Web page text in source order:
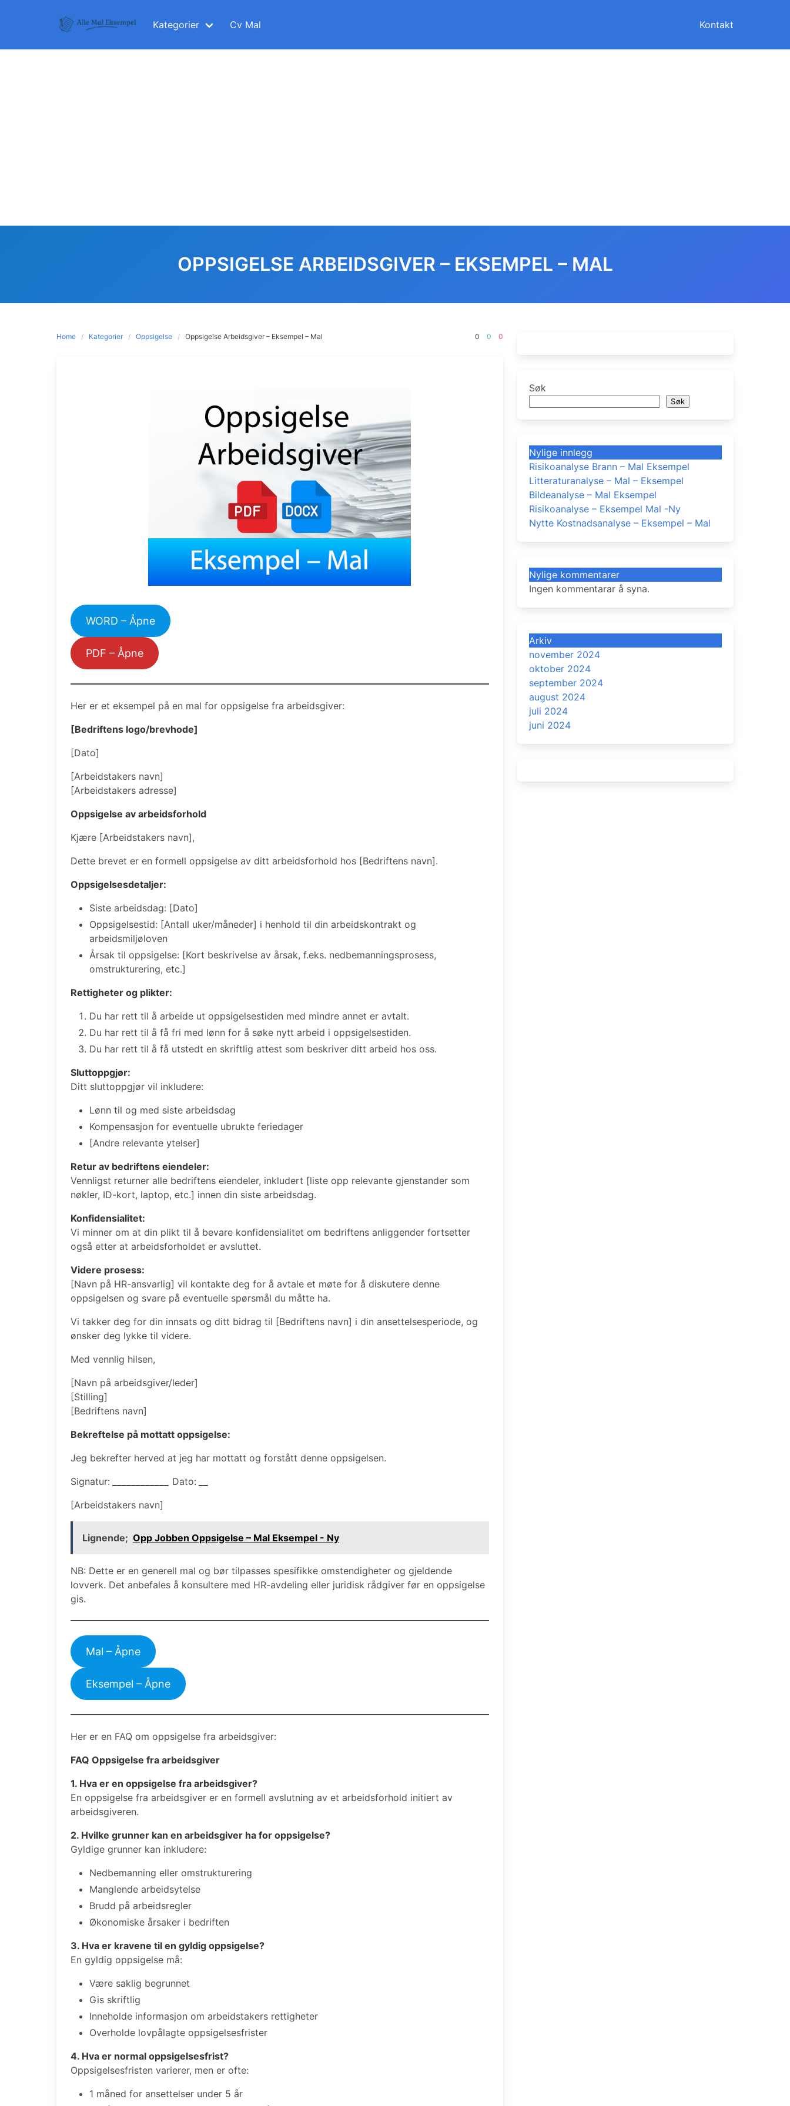
Kategorier Cv Mal Kontakt
OPPSIGELSE ARBEIDSGIVER – EKSEMPEL – MAL
Home Kategorier Oppsigelse Oppsigelse Arbeidsgiver – Eksempel – Mal 0 0 0
WORD – Åpne
PDF – Åpne
Her er et eksempel på en mal for oppsigelse fra arbeidsgiver:
[Bedriftens logo/brevhode]
[Dato]
[Arbeidstakers navn]
[Arbeidstakers adresse]
Oppsigelse av arbeidsforhold
Kjære [Arbeidstakers navn],
Dette brevet er en formell oppsigelse av ditt arbeidsforhold hos [Bedriftens navn].
Oppsigelsesdetaljer:
Siste arbeidsdag: [Dato]
Oppsigelsestid: [Antall uker/måneder] i henhold til din arbeidskontrakt og
arbeidsmiljøloven
Årsak til oppsigelse: [Kort beskrivelse av årsak, f.eks. nedbemanningsprosess,
omstrukturering, etc.]
Rettigheter og plikter:
Du har rett til å arbeide ut oppsigelsestiden med mindre annet er avtalt.
Du har rett til å få fri med lønn for å søke nytt arbeid i oppsigelsestiden.
Du har rett til å få utstedt en skriftlig attest som beskriver ditt arbeid hos oss.
Sluttoppgjør:
Ditt sluttoppgjør vil inkludere:
Lønn til og med siste arbeidsdag
Kompensasjon for eventuelle ubrukte feriedager
[Andre relevante ytelser]
Retur av bedriftens eiendeler:
Vennligst returner alle bedriftens eiendeler, inkludert [liste opp relevante gjenstander som
nøkler, ID-kort, laptop, etc.] innen din siste arbeidsdag.
Konfidensialitet:
Vi minner om at din plikt til å bevare konfidensialitet om bedriftens anliggender fortsetter
også etter at arbeidsforholdet er avsluttet.
Videre prosess:
[Navn på HR-ansvarlig] vil kontakte deg for å avtale et møte for å diskutere denne
oppsigelsen og svare på eventuelle spørsmål du måtte ha.
Vi takker deg for din innsats og ditt bidrag til [Bedriftens navn] i din ansettelsesperiode, og
ønsker deg lykke til videre.
Med vennlig hilsen,
[Navn på arbeidsgiver/leder]
[Stilling]
[Bedriftens navn]
Bekreftelse på mottatt oppsigelse:
Jeg bekrefter herved at jeg har mottatt og forstått denne oppsigelsen.
Signatur:
Dato:
[Arbeidstakers navn]
Lignende; Opp Jobben Oppsigelse – Mal Eksempel - Ny
NB: Dette er en generell mal og bør tilpasses spesifikke omstendigheter og gjeldende
lovverk. Det anbefales å konsultere med HR-avdeling eller juridisk rådgiver før en oppsigelse
gis.
Mal – Åpne
Eksempel – Åpne
Her er en FAQ om oppsigelse fra arbeidsgiver:
FAQ Oppsigelse fra arbeidsgiver
1. Hva er en oppsigelse fra arbeidsgiver?
En oppsigelse fra arbeidsgiver er en formell avslutning av et arbeidsforhold initiert av
arbeidsgiveren.
2. Hvilke grunner kan en arbeidsgiver ha for oppsigelse?
Gyldige grunner kan inkludere:
Nedbemanning eller omstrukturering
Manglende arbeidsytelse
Brudd på arbeidsregler
Økonomiske årsaker i bedriften
3. Hva er kravene til en gyldig oppsigelse?
En gyldig oppsigelse må:
Være saklig begrunnet
Gis skriftlig
Inneholde informasjon om arbeidstakers rettigheter
Overholde lovpålagte oppsigelsesfrister
4. Hva er normal oppsigelsesfrist?
Oppsigelsesfristen varierer, men er ofte:
1 måned for ansettelser under 5 år
Søk
Søk
Nylige innlegg
Risikoanalyse Brann – Mal Eksempel
Litteraturanalyse – Mal – Eksempel
Bildeanalyse – Mal Eksempel
Risikoanalyse – Eksempel Mal -Ny
Nytte Kostnadsanalyse – Eksempel – Mal
Nylige kommentarer
Ingen kommentarar å syna.
Arkiv
november 2024
oktober 2024
september 2024
august 2024
juli 2024
juni 2024